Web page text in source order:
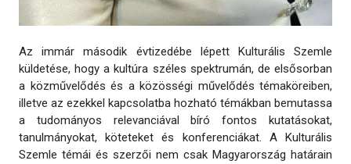
Az immár második évtizedébe lépett Kulturális Szemle
küldetése, hogy a kultúra széles spektrumán, de elsősorban
a közművelődés és a közösségi művelődés témaköreiben,
illetve az ezekkel kapcsolatba hozható témákban bemutassa
a tudományos relevanciával bíró fontos kutatásokat,
tanulmányokat, köteteket és konferenciákat. A Kulturális
Szemle témái és szerzői nem csak Magyarország határain